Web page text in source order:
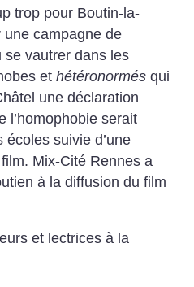
trop pour Boutin-la-
une campagne de
se vautrer dans les
ethétéronormés qui
une déclaration
l’homophobie serait
écoles suivie d’une
Mix-Cité Rennes a
à la diffusion du film
et lectrices à la